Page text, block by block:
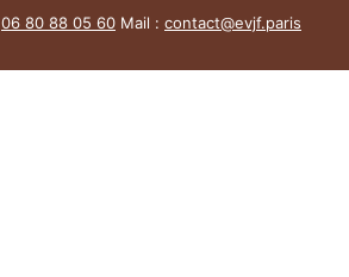
06 80 88 05 60 Mail : contact@evjf.paris